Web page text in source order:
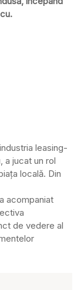
leasing-
a jucat un rol
locală. Din
acompaniat
de vedere al